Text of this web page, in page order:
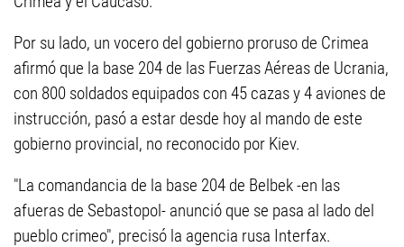
Por su lado, un vocero del gobierno proruso de Crimea
afirmó que la base 204 de las Fuerzas Aéreas de Ucrania,
con 800 soldados equipados con 45 cazas y 4 aviones de
instrucción, pasó a estar desde hoy al mando de este
gobierno provincial, no reconocido por Kiev.
"La comandancia de la base 204 de Belbek -en las
afueras de Sebastopol- anunció que se pasa al lado del
pueblo crimeo", precisó la agencia rusa Interfax.